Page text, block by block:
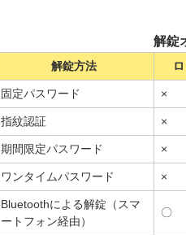
解錠
解錠方法
固定パスワード ×
指紋認証 ×
期間限定パスワード ×
ワンタイムパスワード ×
Bluetoothによる解錠（スマ
ートフォン経由）
〇